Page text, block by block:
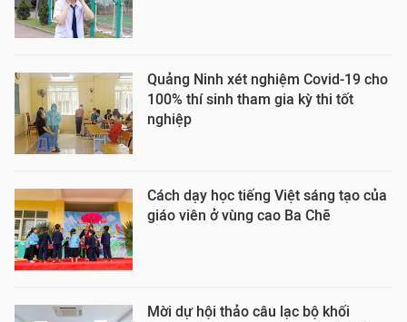
Quảng Ninh xét nghiệm Covid-19 cho
100% thí sinh tham gia kỳ thi tốt
nghiệp
Cách dạy học tiếng Việt sáng tạo của
giáo viên ở vùng cao Ba Chẽ
Mời dự hội thảo câu lạc bộ khối